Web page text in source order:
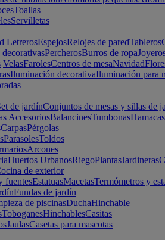
Toallas
Servilletas
LetrerosEspejosRelojes de paredTableros
decorativasPercherosBurros de ropa
VelasFarolesCentros de mesaNavidad
Iluminación decorativaIluminación para
de jardínConjuntos de mesas y sillas de
AccesoriosBalancinesTumbonasHamacas
CarpasPérgolas
ParasolesToldos
Arcones
Huertos UrbanosRiegoPlantasJardineras
de exterior
fuentesEstatuasMacetasTermómetros y
Fundas de jardín
de piscinasDuchaHinchable
ToboganesHinchablesCasitas
JaulasCasetas para mascotas